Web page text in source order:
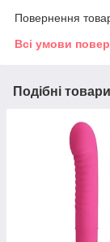
Повернення
Всі умови
Подібні